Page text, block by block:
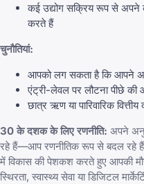
कई उद्योग सक्रिय रूप से अपने
करते हैं
चुनौतियां:
आपको लग सकता है कि आपने
एंट्री-लेवल पर लौटना पीछे
छात्र ऋण या पारिवारिक
30 के दशक के लिए रणनीति: अपने
रहे हैं—आप रणनीतिक रूप से बदल रहे
में विकास की पेशकश करते हुए आपकी
स्थिरता, स्वास्थ्य सेवा या डिजिटल